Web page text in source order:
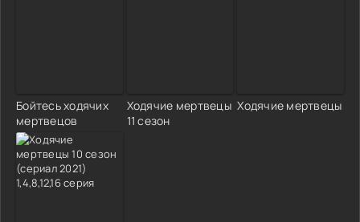
Бойтесь ходячих
мертвецов
Ходячие мертвецы
11 сезон
Ходячие мертвецы